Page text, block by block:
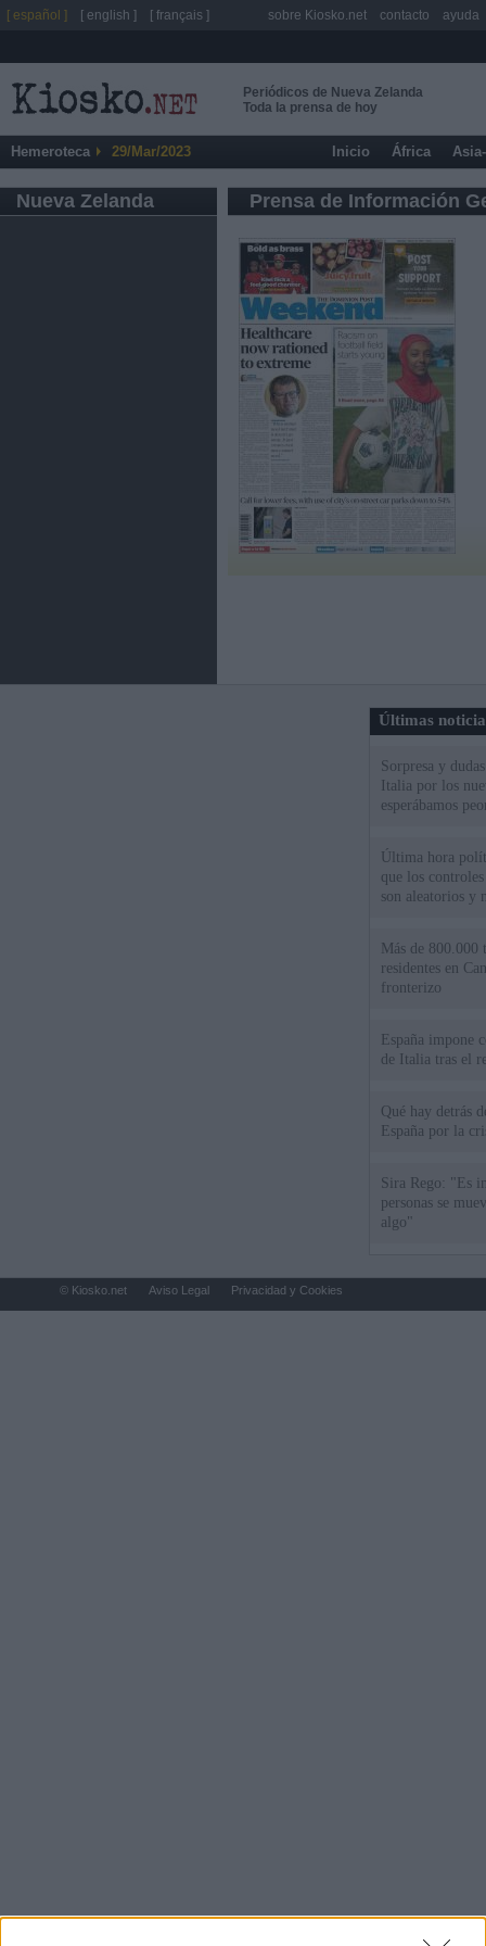
Periódicos de Nueva Zelanda
Toda la prensa de hoy
Hemeroteca 29/Mar/2023 Inicio África
Nueva Zelanda Prensa de Información
Últimas
Sorpresa y
Italia por los
esperábamos
Última hora
que los
son aleatorios y
Más de 800.000
residentes en
fronterizo
España impone
de Italia tras el
Qué hay detrás
España por la
Sira Rego: "Es
personas se
algo"
[ español ] [ english ] [ français ] sobre Kiosko.net contacto ayuda
© Kiosko.net Aviso Legal Privacidad y Cookies